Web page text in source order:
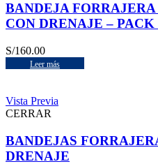
BANDEJA
CON DRENAJE – PACK
S/160.00
Leer más
Vista Previa
CERRAR
BANDEJAS
DRENAJE